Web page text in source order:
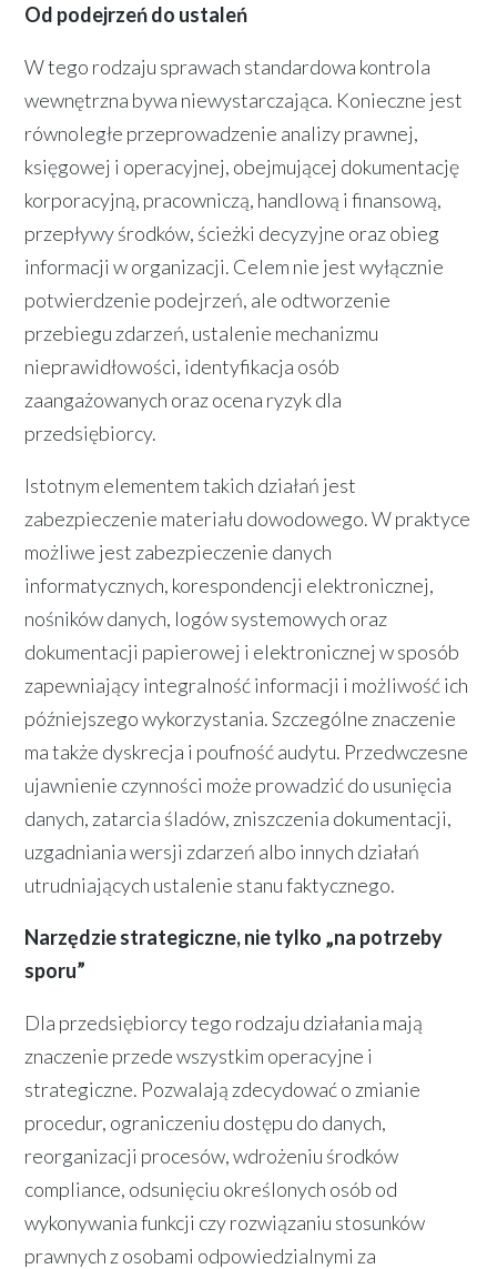
Od podejrzeń do ustaleń
W tego rodzaju sprawach standardowa kontrola
wewnętrzna bywa niewystarczająca. Konieczne jest
równoległe przeprowadzenie analizy prawnej,
księgowej i operacyjnej, obejmującej dokumentację
korporacyjną, pracowniczą, handlową i finansową,
przepływy środków, ścieżki decyzyjne oraz obieg
informacji w organizacji. Celem nie jest wyłącznie
potwierdzenie podejrzeń, ale odtworzenie
przebiegu zdarzeń, ustalenie mechanizmu
nieprawidłowości, identyfikacja osób
zaangażowanych oraz ocena ryzyk dla
przedsiębiorcy.
Istotnym elementem takich działań jest
zabezpieczenie materiału dowodowego. W praktyce
możliwe jest zabezpieczenie danych
informatycznych, korespondencji elektronicznej,
nośników danych, logów systemowych oraz
dokumentacji papierowej i elektronicznej w sposób
zapewniający integralność informacji i możliwość ich
późniejszego wykorzystania. Szczególne znaczenie
ma także dyskrecja i poufność audytu. Przedwczesne
ujawnienie czynności może prowadzić do usunięcia
danych, zatarcia śladów, zniszczenia dokumentacji,
uzgadniania wersji zdarzeń albo innych działań
utrudniających ustalenie stanu faktycznego.
Narzędzie strategiczne, nie tylko „na potrzeby
sporu”
Dla przedsiębiorcy tego rodzaju działania mają
znaczenie przede wszystkim operacyjne i
strategiczne. Pozwalają zdecydować o zmianie
procedur, ograniczeniu dostępu do danych,
reorganizacji procesów, wdrożeniu środków
compliance, odsunięciu określonych osób od
wykonywania funkcji czy rozwiązaniu stosunków
prawnych z osobami odpowiedzialnymi za